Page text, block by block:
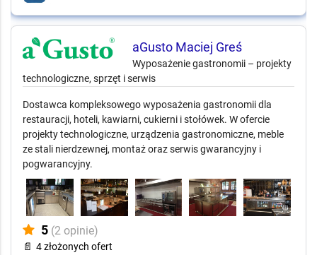
aGusto Maciej Greś
Wyposażenie gastronomii – projekty
technologiczne, sprzęt i serwis
Dostawca kompleksowego wyposażenia gastronomii dla
restauracji, hoteli, kawiarni, cukierni i stołówek. W ofercie
projekty technologiczne, urządzenia gastronomiczne, meble
ze stali nierdzewnej, montaż oraz serwis gwarancyjny i
pogwarancyjny.
5 (2 opinie)
📄 4 złożonych ofert